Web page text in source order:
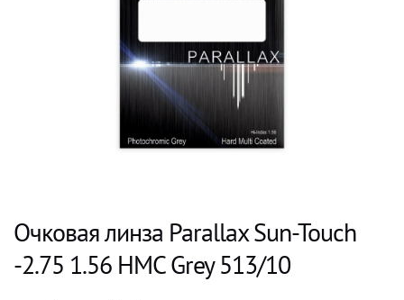
Очковая линза Parallax Sun-Touch
-2.75 1.56 HMC Grey 513/10